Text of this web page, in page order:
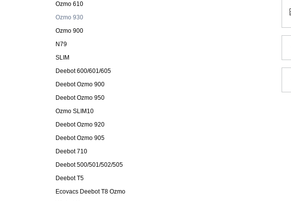
Ozmo 610
Ozmo 930
Ozmo 900
N79
SLIM
Deebot 600/601/605
Deebot Ozmo 900
Deebot Ozmo 950
Ozmo SLIM10
Deebot Ozmo 920
Deebot Ozmo 905
Deebot 710
Deebot 500/501/502/505
Deebot T5
Ecovacs Deebot T8 Ozmo